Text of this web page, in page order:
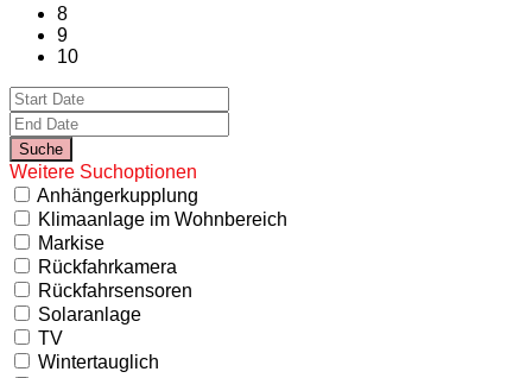
8
9
10
Weitere Suchoptionen
Anhängerkupplung
Klimaanlage im Wohnbereich
Markise
Rückfahrkamera
Rückfahrsensoren
Solaranlage
TV
Wintertauglich